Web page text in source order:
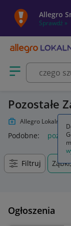
Allegro
Sprawdź »
Otwórz menu z
Pozostałe
Allegro Lokalnie
Podobne:
Filtruj
Ogłoszenia